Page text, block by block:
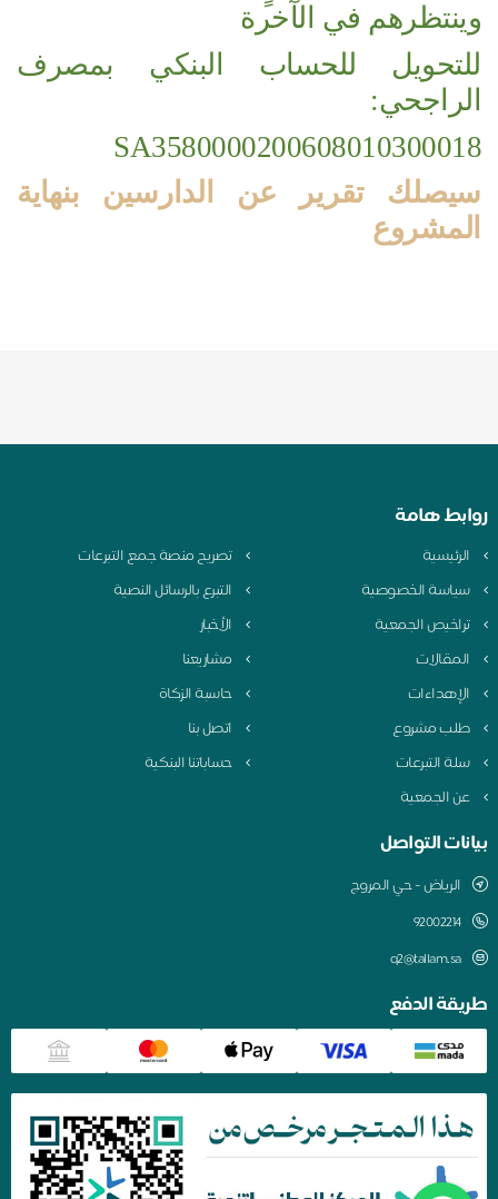
وينتظرهم في الآخرة
للتحويل للحساب البنكي بمصرف
الراجحي:
SA3580000200608010300018
سيصلك تقرير عن الدارسين بنهاية
المشروع
روابط هامة
الرئيسية
تصريح منصة جمع التبرعات
سياسة الخصوصية
التبرع بالرسائل النصية
تراخيص الجمعية
الأخبار
المقالات
مشاريعنا
الإهداءات
حاسبة الزكاة
طلب مشروع
اتصل بنا
سلة التبرعات
حساباتنا البنكية
عن الجمعية
بيانات التواصل
الرياض - حي المروج
⁦92002214
q2@tallam.sa
طريقة الدفع